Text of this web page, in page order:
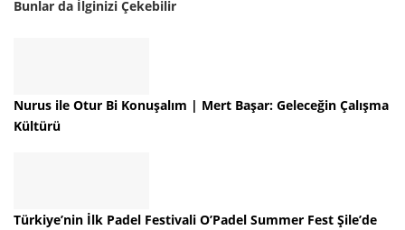
Bunlar da İlginizi Çekebilir
Nurus ile Otur Bi Konuşalım | Mert Başar: Geleceğin Çalışma
Kültürü
Türkiye’nin İlk Padel Festivali O’Padel Summer Fest Şile’de